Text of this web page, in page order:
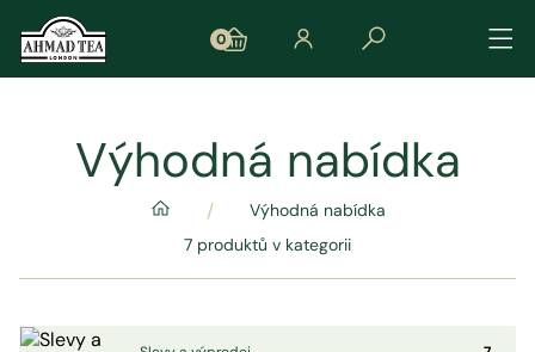
0
Výhodná nabídka
/
Výhodná nabídka
7 produktů v kategorii